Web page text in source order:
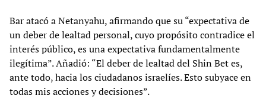
Bar atacó a Netanyahu, afirmando que su “expectativa de
un deber de lealtad personal, cuyo propósito contradice el
interés público, es una expectativa fundamentalmente
ilegítima”. Añadió: “El deber de lealtad del Shin Bet es,
ante todo, hacia los ciudadanos israelíes. Esto subyace en
todas mis acciones y decisiones”.